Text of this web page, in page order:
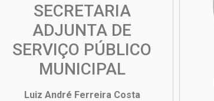
SECRETARIA
ADJUNTA DE
SERVIÇO PÚBLICO
MUNICIPAL
Luiz André Ferreira Costa